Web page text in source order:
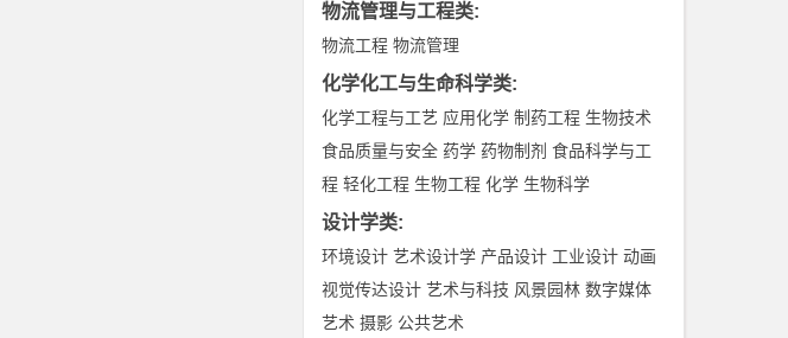
物流管理与工程类:
物流工程 物流管理
化学化工与生命科学类:
化学工程与工艺 应用化学 制药工程 生物技术
食品质量与安全 药学 药物制剂 食品科学与工
程 轻化工程 生物工程 化学 生物科学
设计学类:
环境设计 艺术设计学 产品设计 工业设计 动画
视觉传达设计 艺术与科技 风景园林 数字媒体
艺术 摄影 公共艺术